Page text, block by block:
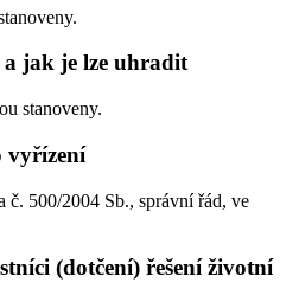
jak je lze uhradit
stanoveny.
vyřízení
500/2004 Sb., správní řád, ve
(dotčení) řešení životní